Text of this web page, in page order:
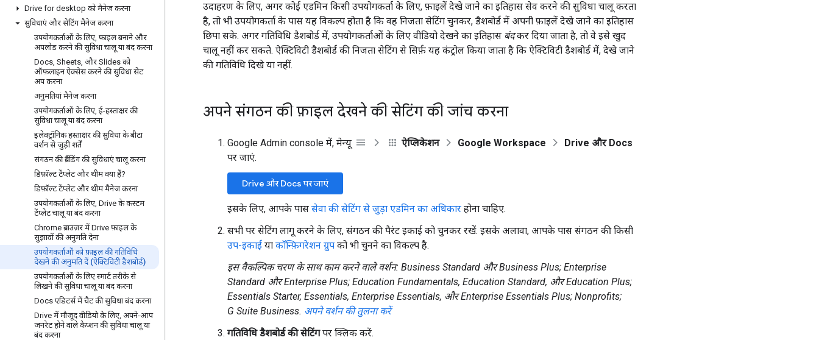
Drive for desktop को मैनेज करना
सुविधाएं और सेटिंग मैनेज करना
उपयोगकर्ताओं के लिए, फ़ाइल बनाने और
अपलोड करने की सुविधा चालू या बंद करना
Docs, Sheets, और Slides को
ऑफ़लाइन ऐक्सेस करने की सुविधा सेट
अप करना
अनुमतियां मैनेज करना
उपयोगकर्ताओं के लिए, ई-हस्ताक्षर की
सुविधा चालू या बंद करना
इलेक्ट्रॉनिक हस्ताक्षर की सुविधा के बीटा
वर्शन से जुड़ी शर्तें
संगठन की ब्रैंडिंग की सुविधाएं चालू करना
डिफ़ॉल्ट टेंप्लेट और थीम क्या हैं?
डिफ़ॉल्ट टेंप्लेट और थीम मैनेज करना
उपयोगकर्ताओं के लिए, Drive के कस्टम
टेंप्लेट चालू या बंद करना
Chrome ब्राउज़र में Drive फ़ाइल के
सुझावों की अनुमति देना
उपयोगकर्ताओं को फ़ाइल की गतिविधि
देखने की अनुमति दें (ऐक्टिविटी डैशबोर्ड)
उपयोगकर्ताओं के लिए स्मार्ट तरीके से
लिखने की सुविधा चालू या बंद करना
Docs एडिटर्स में चैट की सुविधा बंद करना
Drive में मौजूद वीडियो के लिए, अपने-आप
जनरेट होने वाले कैप्शन की सुविधा चालू या
बंद करना
उदाहरण के लिए, अगर कोई एडमिन किसी उपयोगकर्ता के लिए, फ़ाइलें देखे जाने का इतिहास सेव करने की सुविधा चालू करता
है, तो भी उपयोगकर्ता के पास यह विकल्प होता है कि वह निजता सेटिंग चुनकर, डैशबोर्ड में अपनी फ़ाइलें देखे जाने का इतिहास
छिपा सके. अगर गतिविधि डैशबोर्ड में, उपयोगकर्ताओं के लिए वीडियो देखने का इतिहास बंदकर दिया जाता है, तो वे इसे खुद
चालू नहीं कर सकते. ऐक्टिविटी डैशबोर्ड की निजता सेटिंग से सिर्फ़ यह कंट्रोल किया जाता है कि ऐक्टिविटी डैशबोर्ड में, देखे जाने
की गतिविधि दिखे या नहीं.
अपने संगठन की फ़ाइल देखने की सेटिंग की जांच करना
Google Admin console में, मेन्यू ऐप्लिकेशन Google Workspace
Drive और Docs
पर जाएं.
Drive और Docs पर जाएं
इसके लिए, आपके पास सेवा की सेटिंग से जुड़ा एडमिन का अधिकार होना चाहिए.
सभी पर सेटिंग लागू करने के लिए, संगठन की पैरंट इकाई को चुनकर रखें. इसके अलावा, आपके पास संगठन की किसी
उप-इकाई या कॉन्फ़िगरेशन ग्रुप को भी चुनने का विकल्प है.
इस वैकल्पिक चरण के साथ काम करने वाले वर्शन: Business Standard और Business Plus; Enterprise
Standard और Enterprise Plus; Education Fundamentals, Education Standard, और Education Plus;
Essentials Starter, Essentials, Enterprise Essentials, और Enterprise Essentials Plus; Nonprofits;
G Suite Business. अपने वर्शन की तुलना करें
गतिविधि डैशबोर्ड की सेटिंगपर क्लिक करें.